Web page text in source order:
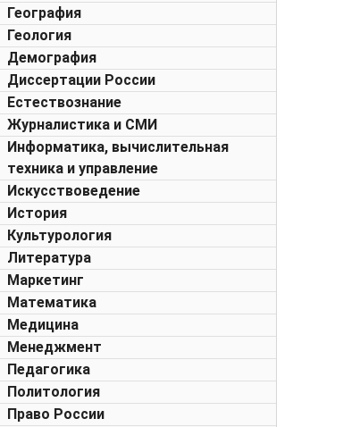
География
Геология
Демография
Диссертации России
Естествознание
Журналистика и СМИ
Информатика, вычислительная
техника и управление
Искусствоведение
История
Культурология
Литература
Маркетинг
Математика
Медицина
Менеджмент
Педагогика
Политология
Право России